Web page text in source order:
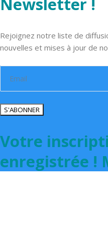
Rejoignez notre liste de
nouvelles et mises à jour de
S'ABONNER
Votre
enregistrée !